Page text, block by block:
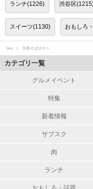
ランチ(1226) 渋谷区
スイーツ(1130) おもしろ
favy 支那そばはせべ
カテゴリ一覧
グルメイベント
特集
新着情報
サブスク
肉
ランチ